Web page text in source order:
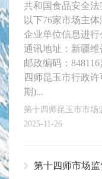
共和国食品安全法
以下76家市场主
企业单位信息进行
通讯地址：新疆
邮政编码：
四师昆玉市行政
期)...
第十四师昆玉市市场
2025-11-26